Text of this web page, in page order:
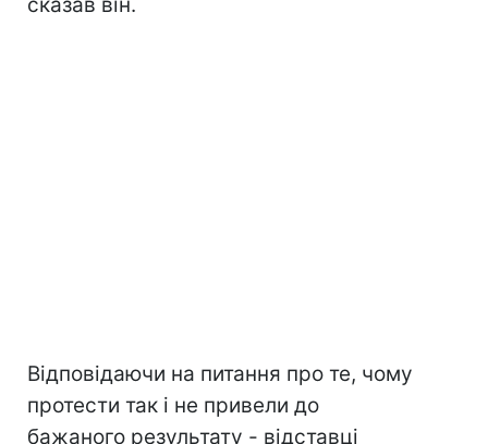
сказав він.
Відповідаючи на питання про те, чому
протести так і не привели до
бажаного результату - відставці